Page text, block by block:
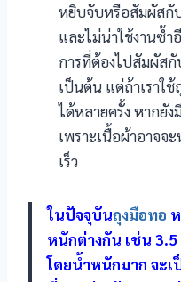
หยิบจับหรือสัมผัสกั
และไม่น่าใช้งานซ้ำ
การที่ต้องไปสัมผัสกั
เป็นต้น แต่ถ้าเราใ
ได้หลายครั้ง หากยั
เพราะเนื้อผ้าอาจ
เร็ว
ในปัจจุบันถุงมือทอ
หนักต่างกัน เช่น
โดยน้ำหนักมาก จะ